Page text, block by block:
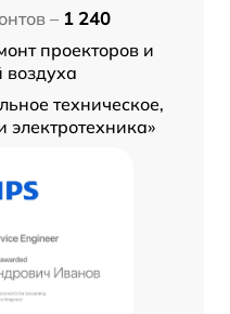
– 1 240
проекторов и
воздуха
техническое,
электротехника»